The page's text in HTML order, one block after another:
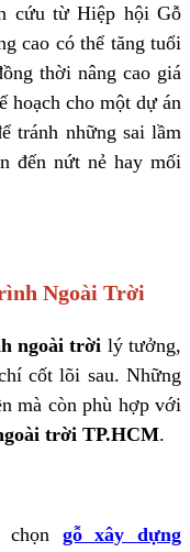
cứu từ Hiệp hội Gỗ
cao có thể tăng tuổi
thời nâng cao giá
hoạch cho một dự án
tránh những sai lầm
đến nứt nẻ hay mối
Ngoài Trời
ngoài trời lý tưởng,
cốt lõi sau. Những
mà còn phù hợp với
trời TP.HCM.
gỗ xây dựng